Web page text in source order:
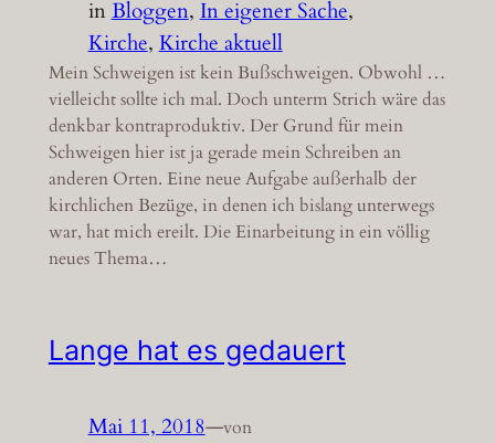
inBloggen, In eigener Sache
Kirche, Kirche aktuell
Mein Schweigen ist kein Bußschweigen. Obwohl …
vielleicht sollte ich mal. Doch unterm Strich wäre das
denkbar kontraproduktiv. Der Grund für mein
Schweigen hier ist ja gerade mein Schreiben an
anderen Orten. Eine neue Aufgabe außerhalb der
kirchlichen Bezüge, in denen ich bislang unterwegs
war, hat mich ereilt. Die Einarbeitung in ein völlig
neues Thema…
Lange hat es gedauert
Mai 11, 2018—von